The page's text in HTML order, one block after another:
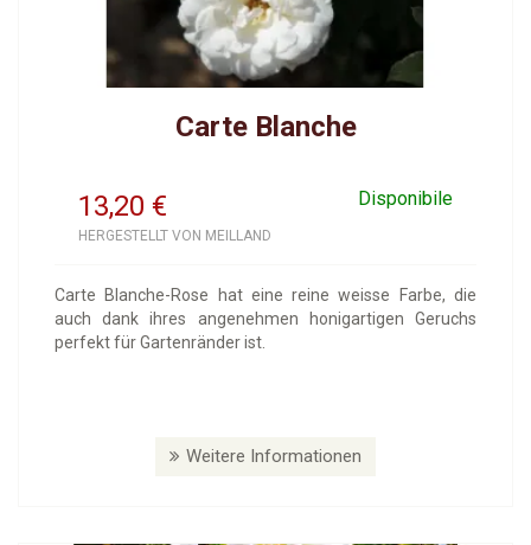
Carte Blanche
13,20 Disponibile
€
HERGESTELLT VON MEILLAND
Carte Blanche-Rose hat eine reine weisse Farbe, die
auch dank ihres angenehmen honigartigen Geruchs
perfekt für Gartenränder ist.
Weitere Informationen